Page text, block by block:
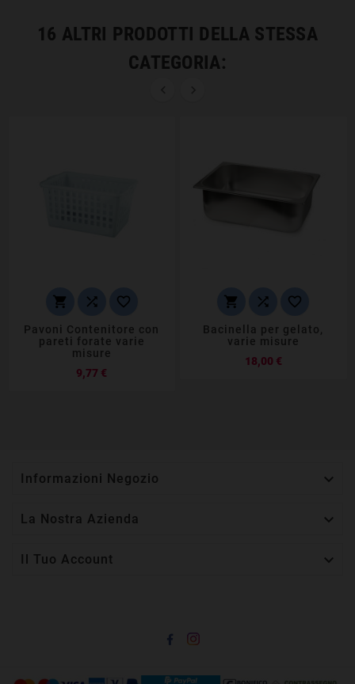
16 ALTRI PRODOTTI DELLA STESSA
CATEGORIA:
  
Pavoni Contenitore con
pareti forate varie
misure
9,77 €
  
Bacinella per gelato,
varie misure
18,00 €Prezzo
Informazioni Negozio 
La Nostra Azienda 
Il Tuo Account 